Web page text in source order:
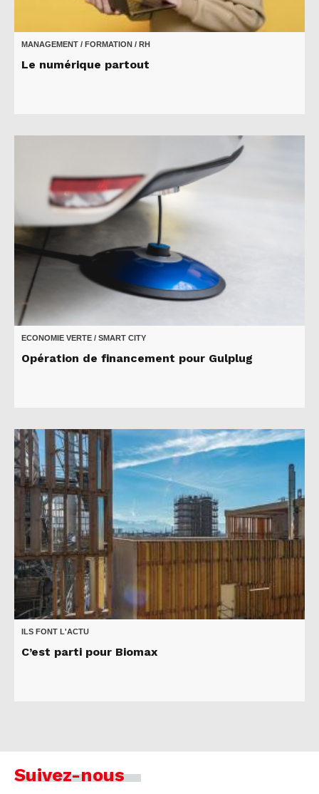
MANAGEMENT / FORMATION / RH
Le numérique partout
ECONOMIE VERTE / SMART CITY
Opération de financement pour Gulplug
ILS FONT L'ACTU
C’est parti pour Biomax
Suivez-nous